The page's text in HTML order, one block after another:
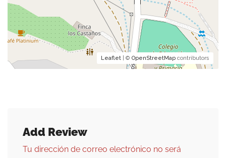
Leaflet | © OpenStreetMap contributors
Add Review
Tu dirección de correo electrónico no será